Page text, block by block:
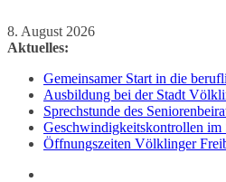
Zum
Inhalt
8. August 2026
Aktuelles:
Gemeinsamer Start in die
Ausbildung bei der Stadt
Sprechstunde des
Geschwindigkeitskontrollen
Öffnungszeiten Völklinger